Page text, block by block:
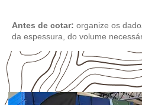
Antes de cotar: organize os
da espessura, do volume